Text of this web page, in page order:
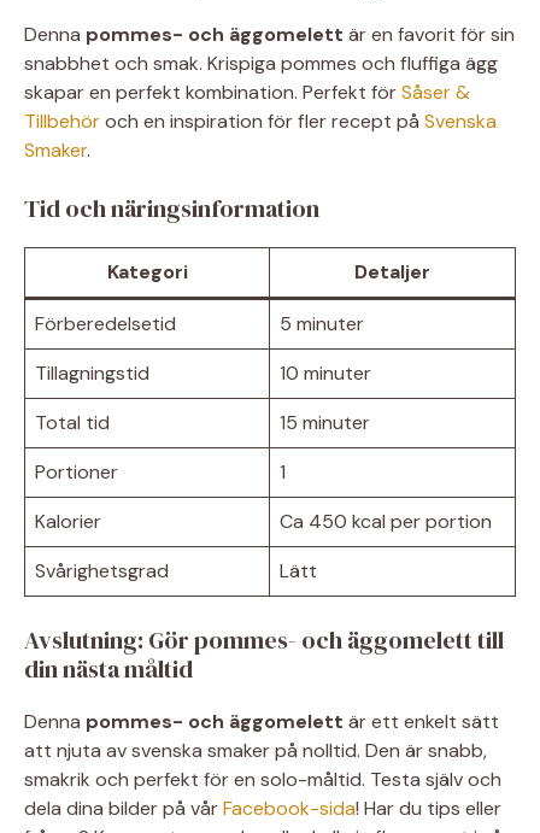
Denna pommes- och äggomelett är en favorit för sin
snabbhet och smak. Krispiga pommes och fluffiga ägg
skapar en perfekt kombination. Perfekt förSåser &
Tillbehöroch en inspiration för fler recept på Svenska
Smaker.
Tid och näringsinformation
Kategori Detaljer
Förberedelsetid
5 minuter
Tillagningstid
10 minuter
Total tid
15 minuter
Portioner
1
Kalorier
Ca 450 kcal per portion
Svårighetsgrad
Lätt
Avslutning: Gör pommes- och äggomelett till
din nästa måltid
Denna pommes- och äggomelett är ett enkelt sätt
att njuta av svenska smaker på nolltid. Den är snabb,
smakrik och perfekt för en solo-måltid. Testa själv och
dela dina bilder på vårFacebook-sida! Har du tips eller